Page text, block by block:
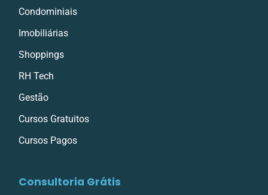
Condominiais
Imobiliárias
Shoppings
RH Tech
Gestão
Cursos Gratuitos
Cursos Pagos
Consultoria Grátis